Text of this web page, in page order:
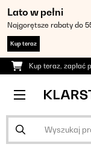
Lato w pełni
Najgorętsze rabaty do
Kup teraz
Kup teraz, zapłać